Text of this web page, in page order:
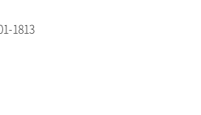
1813